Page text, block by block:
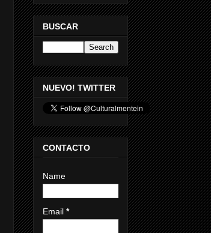
BUSCAR
NUEVO! TWITTER
CONTACTO
Name
Email *